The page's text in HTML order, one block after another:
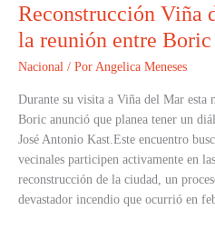
Reconstrucción Viña
la reunión entre
Nacional / Por Angelica Meneses
Durante su visita a Viña del Mar esta
Boric anunció que planea tener un
José Antonio Kast.Este encuentro
vecinales participen activamente en
reconstrucción de la ciudad, un
devastador incendio que ocurrió en
del
Mar:
Claves
de